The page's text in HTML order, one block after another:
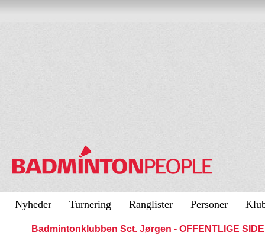
Nyheder Turnering Ranglister Personer
Badmintonklubben Sct. Jørgen - OFFENTLIGE